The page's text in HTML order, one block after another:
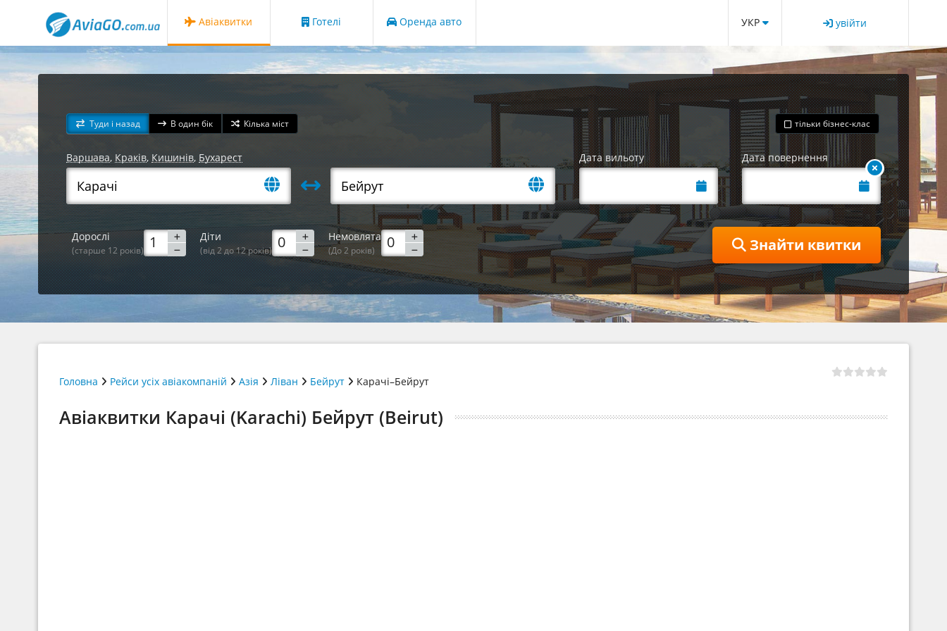
Авіаквитки Готелі Оренда авто УКР увійти
Туди і назад В один бік Кілька міст тільки бізнес-клас
Варшава, Краків, Кишинів, Бухарест Дата вильоту Дата повернення
Дорослі
(старше 12 років)
Діти
(від 2 до 12 років)
Немовлята
(До 2 років) Знайти квитки
Головна Рейси усіх авіакомпаній Азія Ліван Бейрут Карачі–Бейрут
Авіаквитки Карачі (Karachi) Бейрут (Beirut)